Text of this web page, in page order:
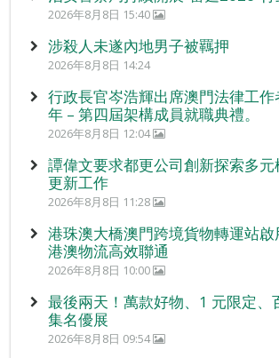
2026年8月8日 15:40
涉殺人未遂內地男子被羈押
2026年8月8日 14:24
行政長官岑浩輝出席澳門法律工
年 – 第四屆架構成員就職典禮。
2026年8月8日 12:04
譚偉文要求都更公司創新探索多
更新工作
2026年8月8日 11:28
港珠澳大橋澳門跨境貨物轉運站啟
港澳物流高效聯通
2026年8月8日 10:00
最後兩天！萬款好物、1 元限定、
集名優展
2026年8月8日 09:54